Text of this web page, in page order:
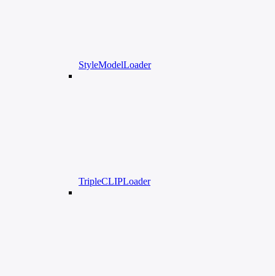
StyleModelLoader
TripleCLIPLoader